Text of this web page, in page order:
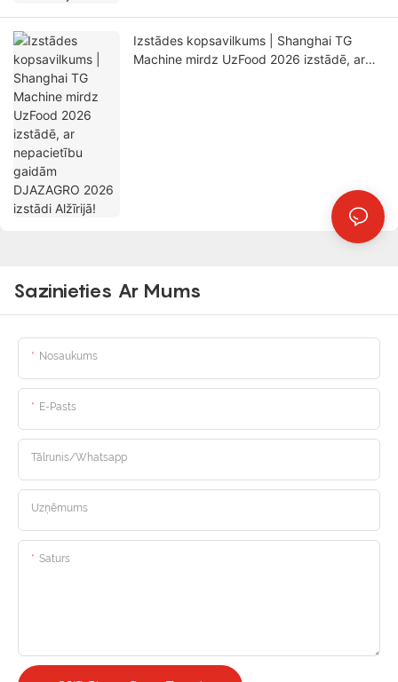
Izstādes kopsavilkums | Shanghai TG
Machine mirdz UzFood 2026 izstādē, ar
Sazinieties Ar Mums
Nosaukums
E-Pasts
Tālrunis/whatsapp
Uzņēmums
Saturs